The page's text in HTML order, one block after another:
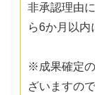
非承認理由
ら6か月以内
※成果確定
ざいますの